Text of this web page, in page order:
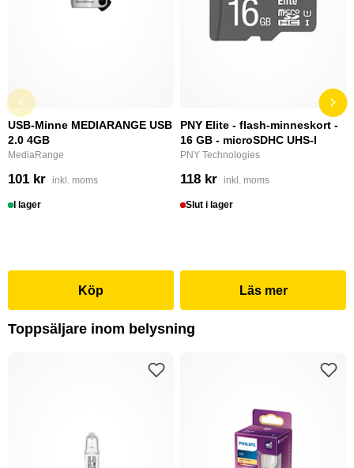
USB-Minne MEDIARANGE USB
2.0 4GB
MediaRange
101 kr inkl. moms
I lager
Köp
PNY Elite - flash-minneskort -
16 GB - microSDHC UHS-I
PNY Technologies
118 kr inkl. moms
Slut i lager
Läs mer
Toppsäljare inom belysning